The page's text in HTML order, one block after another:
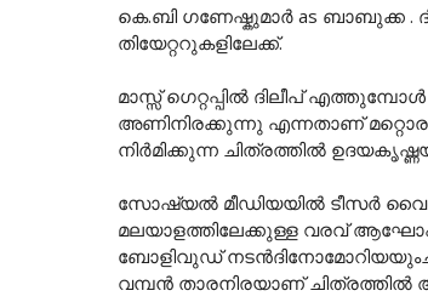
കെ.ബി ഗണേഷ്കുമാർ as ബാബുക്ക .
തിയേറ്ററുകളിലേക്ക്.
മാസ്സ് ഗെറ്റപ്പിൽ ദിലീപ്
അണിനിരക്കുന്നു എന്നതാണ്
നിർമിക്കുന്ന ചിത്രത്തിൽ
സോഷ്യൽ മീഡിയയിൽ ടീസർ
മലയാളത്തിലേക്കുള്ള വരവ്
ബോളിവുഡ്
വമ്പൻ താരനിരയാണ് ചിത്രത്തിൽ